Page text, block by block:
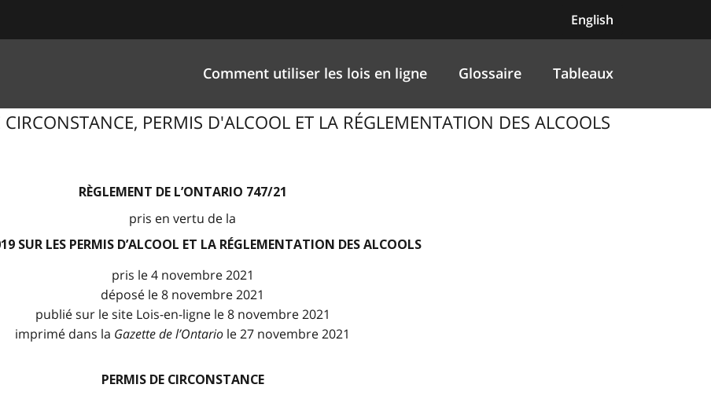
English
Comment utiliser les lois en ligne Glossaire Tableaux
PERMIS D'ALCOOL ET LA RÉGLEMENTATION DES ALCOOLS
RÈGLEMENT DE L’ONTARIO 747/21
pris en vertu de la
SUR LES PERMIS D’ALCOOL ET LA RÉGLEMENTATION DES ALCOOLS
pris le 4 novembre 2021
déposé le 8 novembre 2021
publié sur le site Lois-en-ligne le 8 novembre 2021
imprimé dans la Gazette de l’Ontario le 27 novembre 2021
PERMIS DE CIRCONSTANCE